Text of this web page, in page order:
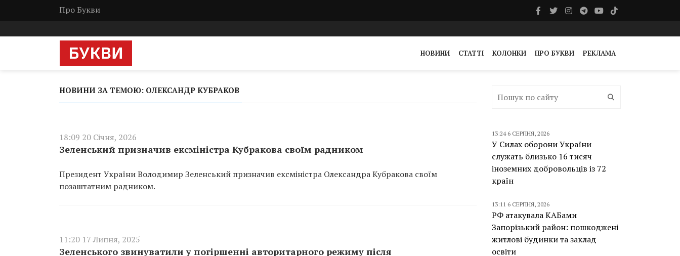
Про Букви
НОВИНИ СТАТТІ КОЛОНКИ ПРО БУКВИ РЕКЛАМА
НОВИНИ ЗА ТЕМОЮ: ОЛЕКСАНДР КУБРАКОВ
18:09 20 Січня, 2026
Зеленський призначив ексміністра Кубракова своїм радником
Президент України Володимир Зеленський призначив ексміністра Олександра Кубракова своїм
позаштатним радником.
11:20 17 Липня, 2025
Зеленського звинуватили у погіршенні авторитарного режиму після
13:24 6 СЕРПНЯ, 2026
У Силах оборони України
служать близько 16 тисяч
іноземних добровольців із 72
країн
13:11 6 СЕРПНЯ, 2026
РФ атакувала КАБами
Запорізький район: пошкоджені
житлові будинки та заклад
освіти